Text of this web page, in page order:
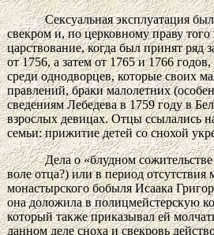
Сексуальная эксплуатация
свекром и, по церковному праву
царствование, когда был принят ряд
от 1756, а затем от 1765 и 1766
среди однодворцев, которые своих
правлений, браки малолетних
сведениям Лебедева в 1759 году в
взрослых девицах. Отцы ссылались
семьи: прижитие детей со снохой
Дела о «блудном
воле отца?) или в период
монастырского бобыля Исаака
она доложила в полицмейстерскую
который также приказывал ей
данном деле сноха и свекровь